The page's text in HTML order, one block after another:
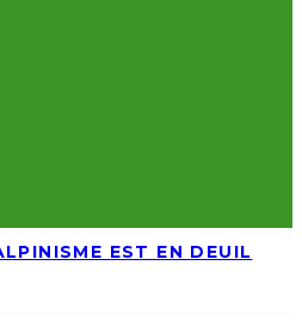
EST EN DEUIL